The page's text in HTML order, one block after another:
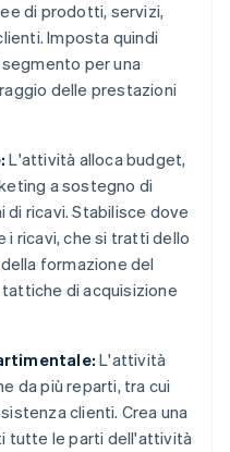
di prodotti, servizi,
Imposta quindi
per una
delle prestazioni
L'attività alloca budget,
a sostegno di
ricavi. Stabilisce dove
i ricavi, che si tratti dello
formazione del
di acquisizione
L'attività
da più reparti, tra cui
clienti. Crea una
tutte le parti dell'attività